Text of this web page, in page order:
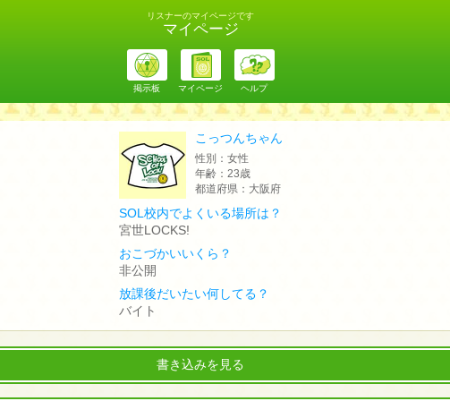
リスナーのマイページです
マイページ
掲示板 マイページ ヘルプ
こっつんちゃん
性別： 女性
年齢： 23歳
都道府県： 大阪府
SOL校内でよくいる場所は？
宮世LOCKS!
おこづかいいくら？
非公開
放課後だいたい何してる？
バイト
書き込みを見る